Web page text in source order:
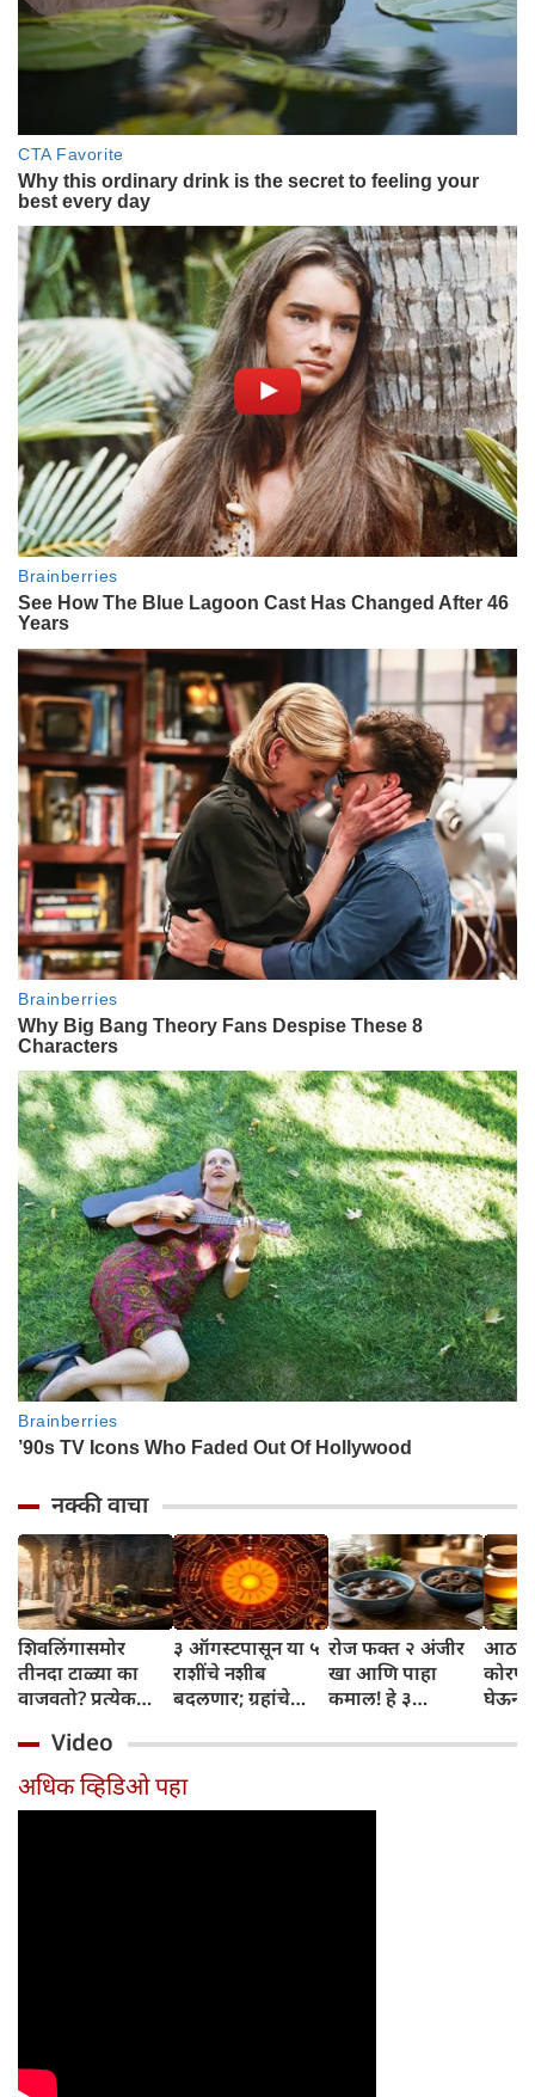
नक्की वाचा
शिवलिंगासमोर
तीनदा टाळ्या का
वाजवतो? प्रत्येक
जाणून घ्या
३ ऑगस्टपासून या ५
राशींचे नशीब
बदलणार; ग्रहांचे
संपतील आणि शुभ
दिवसांची सुरुवात
होईल
रोज फक्त २ अंजीर
खा आणि पाहा
कमाल! हे ३
तुम्हाला ठाऊक
घेऊन
Video
अधिक व्हिडिओ पहा